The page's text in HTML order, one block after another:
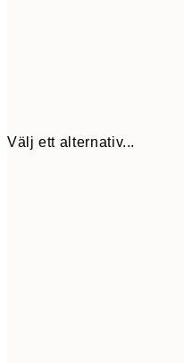
Välj ett alternativ...